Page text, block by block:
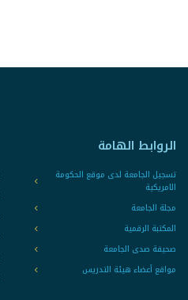
الروابط الهامة
تسجيل الجامعة لدى موقع الحكومة
الامريكية
مجلة الجامعة
المكتبة الرقمية
صحيفة صدى الجامعة
مواقع أعضاء هيئة التدريس